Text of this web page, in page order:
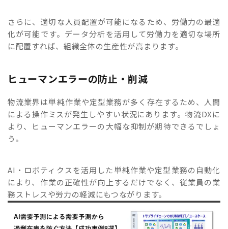
さらに、適切な人員配置が可能になるため、労働力の最適
化が可能です。データ分析を活用して労働力を適切な場所
に配置すれば、組織全体の生産性が高まります。
ヒューマンエラーの防止・削減
物流業界は単純作業や定型業務が多く存在するため、人間
による操作ミスが発生しやすい状況にあります。物流DXに
より、ヒューマンエラーの大幅な抑制が期待できるでしょ
う。
AI・ロボティクスを活用した単純作業や定型業務の自動化
により、作業の正確性が向上するだけでなく、従業員の業
務ストレスや労力の軽減にもつながります。